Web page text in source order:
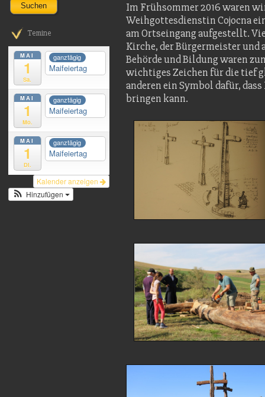
Suchen
Temine
MAI
1
Sa.
ganztägig
Maifeiertag
MAI
1
Mo.
ganztägig
Maifeiertag
MAI
1
Di.
ganztägig
Maifeiertag
Kalender anzeigen
Hinzufügen
Im Frühsommer 2016 waren
Weihgottesdienstin Co­jocna
am Ortseingang aufge­stellt.
Kirche, der Bürgermeister und
Behörde und Bildung waren
wichtiges Zeichen für die tief
anderen ein Symbol dafür,
bringen kann.